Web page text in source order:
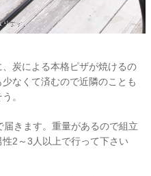
炭による本格ピザが焼けるの
なくて済むので近隣のことも
。
きます。重量があるので組立
2～3人以上で行って下さい